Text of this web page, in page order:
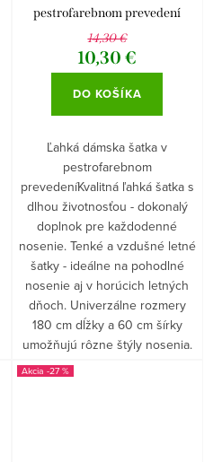
pestrofarebnom prevedení
14,30 €
10,30 €
DO KOŠÍKA
Ľahká dámska šatka v
pestrofarebnom
prevedeníKvalitná ľahká šatka s
dlhou životnosťou - dokonalý
doplnok pre každodenné
nosenie. Tenké a vzdušné letné
šatky - ideálne na pohodlné
nosenie aj v horúcich letných
dňoch. Univerzálne rozmery
180 cm dĺžky a 60 cm šírky
umožňujú rôzne štýly nosenia.
-27 %